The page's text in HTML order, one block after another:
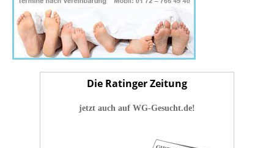
Die Ratinger Zeitung
jetzt auch auf WG-Gesucht.de!